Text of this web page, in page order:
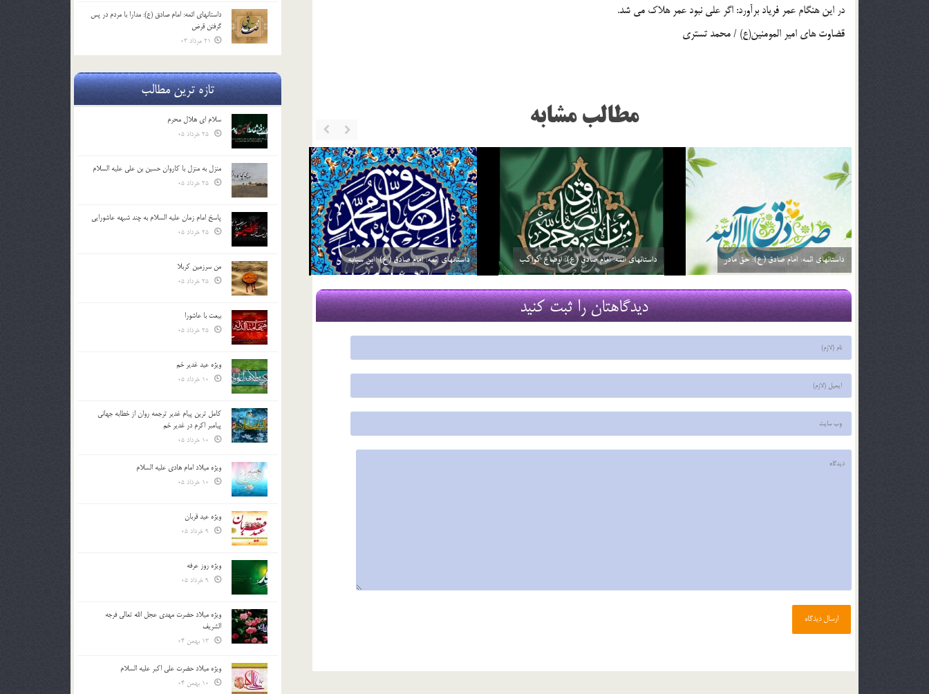
در اين هنگام عمر فرياد برآورد: اگر علي نبود عمر هلاك مي شد.
قضاوت هاي امير المومنين(ع) / محمد تستري
مطالب مشابه
داستانهای ائمه: امام صادق (ع): خیارفروش
29 اسفند 03
داستان های ائمه: امام صادق (ع): گره گشائی
29 اسفند 03
چرا امام علی (ع) نسبت به همه انبیاء غیر از خاتم
انبیاء (ص) برتری دارد؟
29 اسفند 03
دیدگاهتان را ثبت کنید
داستانهای ائمه: امام صادق (ع): مدارا با مردم در پس
گرفتن قرض
21 مرداد 03
تازه ترین مطالب
سلام ای هلال محرم
منزل به منزل با کاروان حسین بن علی علیه السلام
پاسخ امام زمان علیه السلام به چند شبهه عاشورایی
من سرزمین کربلا
بیعت با عاشورا
ویژه عید غدیر خم
کامل ترین پیام غدیر ترجمه روان از خطابه جهانی
پیامبر اکرم در غدیر خم
ویژه میلاد امام هادی علیه السلام
ویژه عید قربان
ویژه روز عرفه
ویژه میلاد حضرت مهدی عجل الله تعالی فرجه
الشريف
ویژه میلاد حضرت علی اکبر علیه السلام